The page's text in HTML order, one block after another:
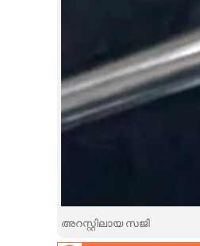
SPIRITUAL
അറസ്റ്റിലായ സജി